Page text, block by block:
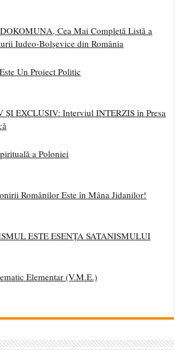
Cea Mai Completă Listă a
Iudeo-Bolșevice din România
Un Proiect Politic
ȘI EXCLUSIV: Interviul INTERZIS în Presa
a Poloniei
Românilor Este în Mâna Jidanilor!
ESTE ESENȚA SATANISMULUI
Elementar (V.M.E.)